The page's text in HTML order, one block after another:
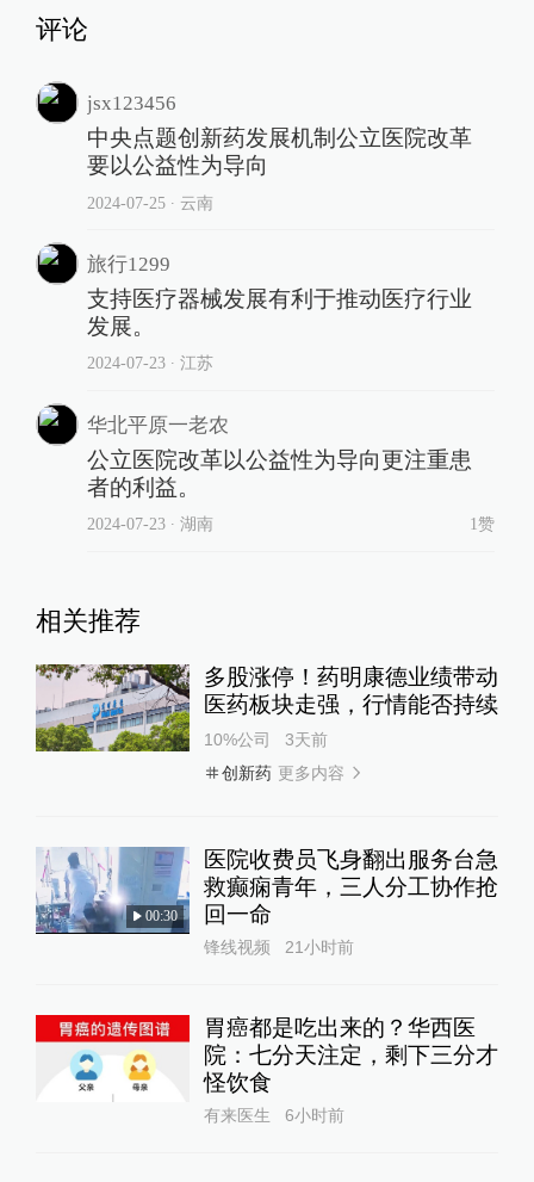
评论
jsx123456
中央点题创新药发展机制公立医院改革
要以公益性为导向
2024-07-25∙ 云南
旅行1299
支持医疗器械发展有利于推动医疗行业
发展。
2024-07-23∙ 江苏
华北平原一老农
公立医院改革以公益性为导向更注重患
者的利益。
2024-07-23∙ 湖南 1赞
相关推荐
多股涨停！药明康德业绩带动
医药板块走强，行情能否持续
10%公司
3天前
创新药 更多内容
00:30
医院收费员飞身翻出服务台急
救癫痫青年，三人分工协作抢
回一命
锋线视频 21小时前
胃癌都是吃出来的？华西医
院：七分天注定，剩下三分才
怪饮食
有来医生 6小时前